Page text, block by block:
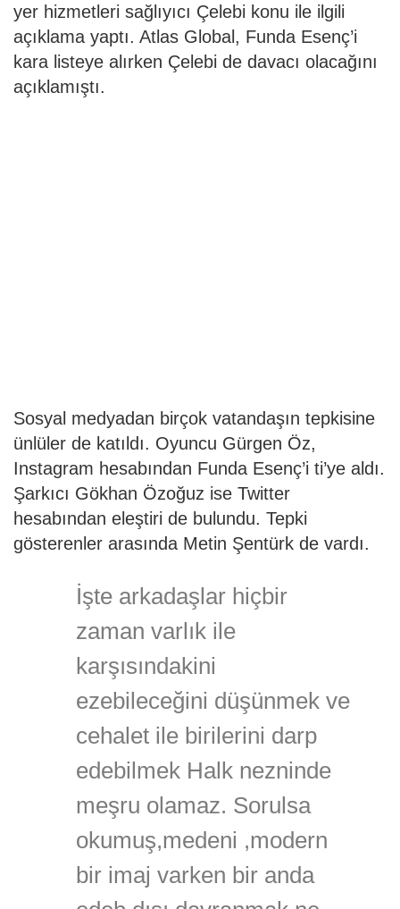
yer hizmetleri sağlıyıcı Çelebi konu ile ilgili
açıklama yaptı. Atlas Global, Funda Esenç’i
kara listeye alırken Çelebi de davacı olacağını
açıklamıştı.
Sosyal medyadan birçok vatandaşın tepkisine
ünlüler de katıldı. Oyuncu Gürgen Öz,
Instagram hesabından Funda Esenç’i ti’ye aldı.
Şarkıcı Gökhan Özoğuz ise Twitter
hesabından eleştiri de bulundu. Tepki
gösterenler arasında Metin Şentürk de vardı.
İşte arkadaşlar hiçbir
zaman varlık ile
karşısındakini
ezebileceğini düşünmek ve
cehalet ile birilerini darp
edebilmek Halk nezninde
meşru olamaz. Sorulsa
okumuş,medeni ,modern
bir imaj varken bir anda